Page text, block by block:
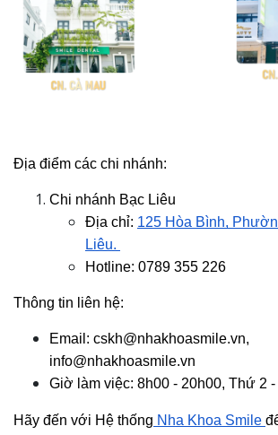
Địa điểm các chi nhánh:
Chi nhánh Bạc Liêu
Địa chỉ: 125 Hòa Bình,
Liêu.
Hotline: 0789 355 226
Thông tin liên hệ:
Email: cskh@nhakhoasmile.vn,
info@nhakhoasmile.vn
Giờ làm việc: 8h00 - 20h00, Thứ 2
Hãy đến với Hệ thống Nha Khoa Smile